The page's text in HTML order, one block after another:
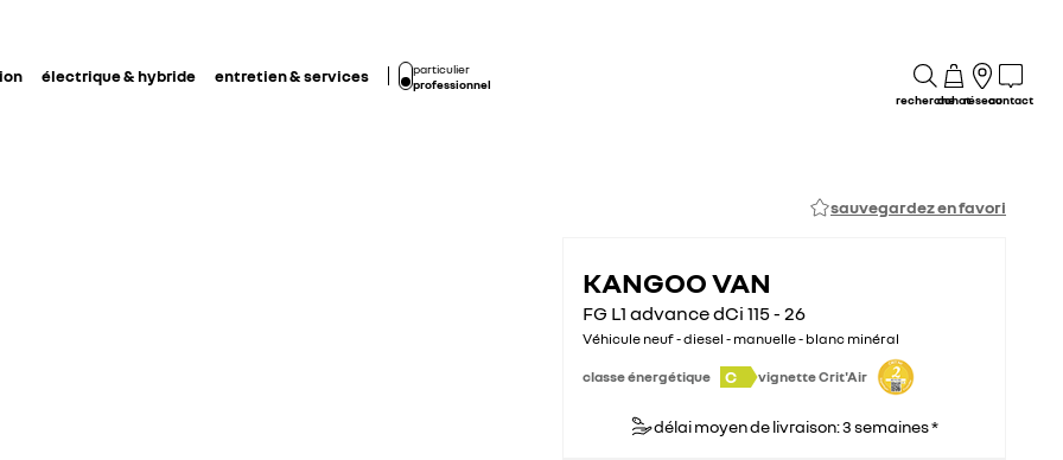
électrique & hybride entretien & services
particulier
professionnel
rechercheachatréseaucontact
sauvegardez en favori
KANGOO VAN
FG L1 advance dCi 115 - 26
Véhicule neuf - diesel - manuelle - blanc minéral
classe énergétique C vignette Crit'Air
délai moyen de livraison: 3 semaines *